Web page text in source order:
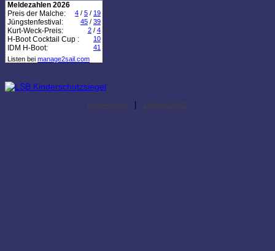
Meldezahlen 2026
Preis der Malche:
4 / 5 / 19
Jüngstenfestival: 45 / 39
Kurt-Weck-Preis: 2 / 4
H-Boot Cocktail Cup : 10
IDM H-Boot:
41
Listen bei manage2sail.com
Impressum Datenschutz